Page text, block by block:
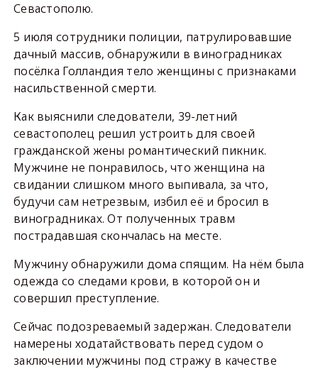
Севастополю.
5 июля сотрудники полиции, патрулировавшие
дачный массив, обнаружили в виноградниках
посёлка Голландия тело женщины с признаками
насильственной смерти.
Как выяснили следователи, 39-летний
севастополец решил устроить для своей
гражданской жены романтический пикник.
Мужчине не понравилось, что женщина на
свидании слишком много выпивала, за что,
будучи сам нетрезвым, избил её и бросил в
виноградниках. От полученных травм
пострадавшая скончалась на месте.
Мужчину обнаружили дома спящим. На нём была
одежда со следами крови, в которой он и
совершил преступление.
Сейчас подозреваемый задержан. Следователи
намерены ходатайствовать перед судом о
заключении мужчины под стражу в качестве